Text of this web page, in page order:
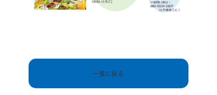
一覧に戻る